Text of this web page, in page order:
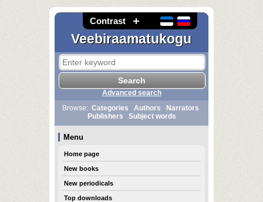
Contrast
Veebiraamatukogu
Advanced search
Browse: Categories Authors
Narrators
Publishers
Subject words
Menu
Home page
New books
New periodicals
Top downloads